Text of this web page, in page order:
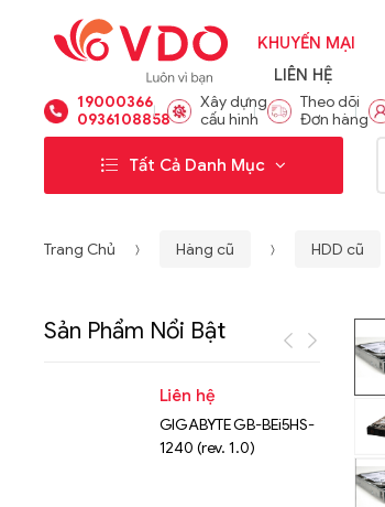
KHUYẾN MẠI
LIÊN HỆ
19000366
0936108858
Xây dựng
cấu hình
Theo dõi
Đơn hàng
Tất Cả Danh Mục
Trang Chủ Hàng cũ HDD cũ
Sản Phẩm Nổi Bật
Liên hệ
GIGABYTE GB-BEi5HS-
1240 (rev. 1.0)